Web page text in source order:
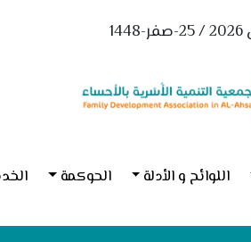
اللوائح و الأدلة الحوكمة